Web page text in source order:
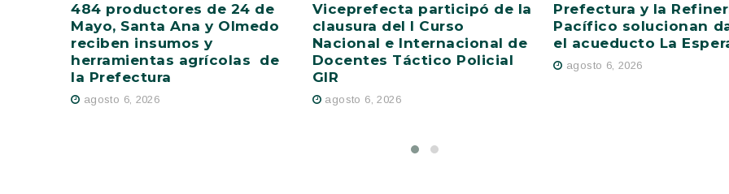
484 productores de 24 de
Mayo, Santa Ana y Olmedo
reciben insumos y
herramientas agrícolas de
la Prefectura
agosto 6, 2026
Viceprefecta participó de la
clausura del I Curso
Nacional e Internacional de
Docentes Táctico Policial
GIR
agosto 6, 2026
Prefectura y la
Pacífico solucionan
el acueducto La
agosto 6, 2026